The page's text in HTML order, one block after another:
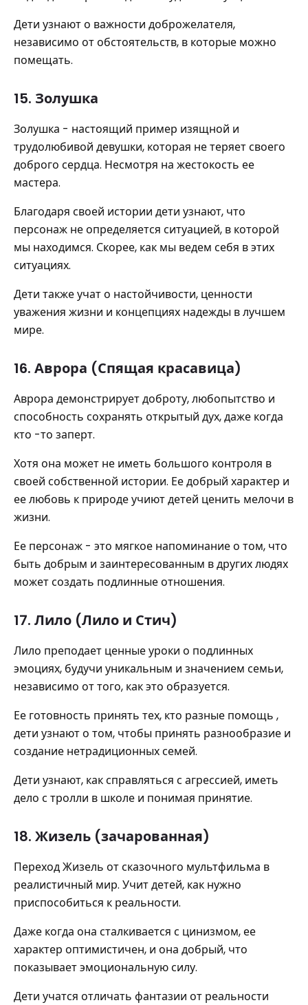
Дети узнают о важности доброжелателя,
независимо от обстоятельств, в которые можно
помещать.
15. Золушка
Золушка - настоящий пример изящной и
трудолюбивой девушки, которая не теряет своего
доброго сердца. Несмотря на жестокость ее
мастера.
Благодаря своей истории дети узнают, что
персонаж не определяется ситуацией, в которой
мы находимся. Скорее, как мы ведем себя в этих
ситуациях.
Дети также учат о настойчивости, ценности
уважения жизни и концепциях надежды в лучшем
мире.
16. Аврора (Спящая красавица)
Аврора демонстрирует доброту, любопытство и
способность сохранять открытый дух, даже когда
кто -то заперт.
Хотя она может не иметь большого контроля в
своей собственной истории. Ее добрый характер и
ее любовь к природе учиют детей ценить мелочи в
жизни.
Ее персонаж - это мягкое напоминание о том, что
быть добрым и заинтересованным в других людях
может создать подлинные отношения.
17. Лило (Лило и Стич)
Лило преподает ценные уроки о подлинных
эмоциях, будучи уникальным и значением семьи,
независимо от того, как это образуется.
Ее готовность принять тех, кто разные помощь ,
дети узнают о том, чтобы принять разнообразие и
создание нетрадиционных семей.
Дети узнают, как справляться с агрессией, иметь
дело с тролли в школе и понимая принятие.
18. Жизель (зачарованная)
Переход Жизель от сказочного мультфильма в
реалистичный мир. Учит детей, как нужно
приспособиться к реальности.
Даже когда она сталкивается с цинизмом, ее
характер оптимистичен, и она добрый, что
показывает эмоциональную силу.
Дети учатся отличать фантазии от реальности